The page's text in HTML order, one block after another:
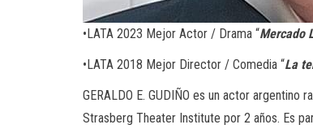
•LATA 2023 Mejor Actor / Drama “Mercado
•LATA 2018 Mejor Director / Comedia “La
GERALDO E. GUDIÑO es un actor
Strasberg Theater Institute por 2 años. Es